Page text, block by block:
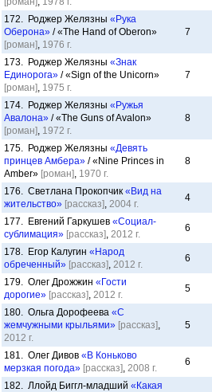
172. Роджер Желязны «Рука
Оберона» / «The Hand of Oberon»
[роман], 1976 г.
7
173. Роджер Желязны «Знак
Единорога» / «Sign of the Unicorn»
[роман], 1975 г.
7
174. Роджер Желязны «Ружья
Авалона» / «The Guns of Avalon»
[роман], 1972 г.
8
175. Роджер Желязны «Девять
принцев Амбера» / «Nine Princes in
Amber» [роман], 1970 г.
8
176. Светлана Прокопчик «Вид на
жительство» [рассказ], 2004 г.
4
177. Евгений Гаркушев «Социал-
сублимация» [рассказ], 2012 г.
6
178. Егор Калугин «Народ
обреченный» [рассказ], 2012 г.
6
179. Олег Дрожжин «Гости
дорогие» [рассказ], 2012 г.
5
180. Ольга Дорофеева «С
жемчужными крыльями» [рассказ],
2012 г.
5
181. Олег Дивов «В Коньково
мерзкая погода» [рассказ], 2008 г.
6
182. Ллойд Биггл-младший «Какая